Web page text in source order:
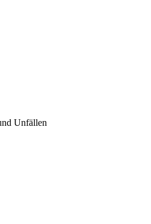
Unfällen